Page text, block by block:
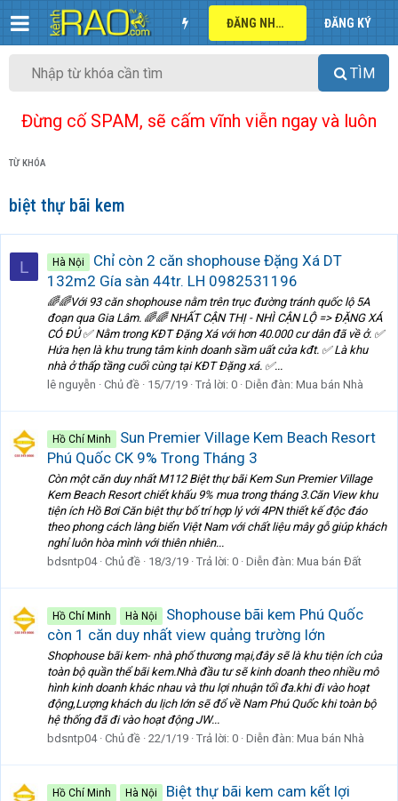
ĐĂNG NHẬP ĐĂNG KÝ
TÌM
Đừng cố SPAM, sẽ cấm vĩnh viễn ngay và luôn
TỪ KHÓA
biệt thự bãi kem
L Hà Nội
Chỉ còn 2 căn shophouse Đặng Xá DT
132m2 Gía sàn 44tr. LH 0982531196
🌈🌈Với 93 căn shophouse nằm trên trục đường tránh quốc lộ 5A
đoạn qua Gia Lâm. 🌈🌈 NHẤT CẬN THỊ - NHÌ CẬN LỘ => ĐẶNG XÁ
CÓ ĐỦ ✅ Nằm trong KĐT Đặng Xá với hơn 40.000 cư dân đã về ở. ✅
Hứa hẹn là khu trung tâm kinh doanh sầm uất cửa kđt. ✅ Là khu
nhà ở thấp tầng cuối cùng tại KĐT Đặng xá. ✅...
lê nguyễn
Chủ đề 15/7/19 Trả lời: 0 Diễn đàn: Mua bán Nhà
Hồ Chí Minh
Sun Premier Village Kem Beach Resort
Phú Quốc CK 9% Trong Tháng 3
Còn một căn duy nhất M112 Biệt thự bãi Kem Sun Premier Village
Kem Beach Resort chiết khấu 9% mua trong tháng 3.Căn View khu
tiện ích Hồ Bơi Căn biệt thự bố trí hợp lý với 4PN thiết kế độc đáo
theo phong cách làng biển Việt Nam với chất liệu mây gỗ giúp khách
nghỉ luôn hòa mình với thiên nhiên...
bdsntp04 Chủ đề 18/3/19 Trả lời: 0 Diễn đàn: Mua bán Đất
Hồ Chí Minh Hà Nội
Shophouse bãi kem Phú Quốc
còn 1 căn duy nhất view quảng trường lớn
Shophouse bãi kem- nhà phố thương mại,đây sẽ là khu tiện ích của
toàn bộ quần thể bãi kem.Nhà đầu tư sẽ kinh doanh theo nhiều mô
hình kinh doanh khác nhau và thu lợi nhuận tối đa.khi đi vào hoạt
động,Lượng khách du lịch lớn sẽ đổ về Nam Phú Quốc khi toàn bộ
hệ thống đã đi vào hoạt động JW...
bdsntp04 Chủ đề 22/1/19 Trả lời: 0 Diễn đàn: Mua bán Nhà
Hồ Chí Minh Hà Nội
Biệt thự bãi kem cam kết lợi